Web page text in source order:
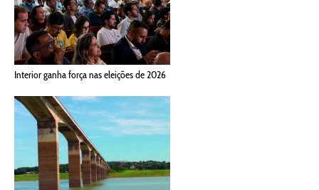
Interior ganha força nas eleições de 2026